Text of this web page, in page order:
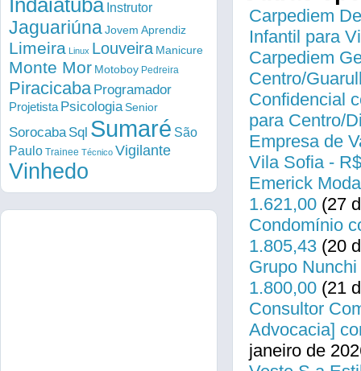
Carpediem
Infantil para
Carpediem
Centro/
Confidencial
para Centro/
Empresa de
Vila Sofia -
Emerick
1.621,00 (27
Condomínio
1.805,43 (20
Grupo
1.800,00 (21
Consultor
Advocacia]
janeiro de
Indaiatuba Instrutor
Jaguariúna Jovem Aprendiz
Limeira Linux Louveira Manicure
Monte Mor Motoboy Pedreira
Piracicaba Programador
Projetista PsicologiaSenior
Sorocaba Sql Sumaré São
Paulo Trainee Técnico Vigilante
Vinhedo